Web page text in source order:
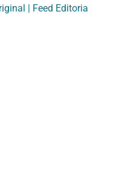
| Feed Editoria